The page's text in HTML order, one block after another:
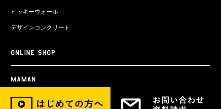
ヒッキーウォール
デザインコンクリート
ONLINE SHOP
Maman